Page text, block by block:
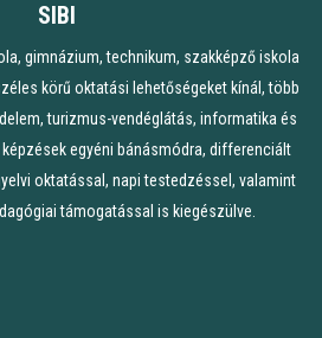
SIBI
gimnázium, technikum, szakképző iskola
körű oktatási lehetőségeket kínál, több
turizmus-vendéglátás, informatika és
egyéni bánásmódra, differenciált
oktatással, napi testedzéssel, valamint
támogatással is kiegészülve.